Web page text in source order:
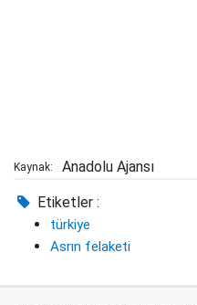
Kaynak: Anadolu Ajansı
Etiketler :
türkiye
Asrın felaketi